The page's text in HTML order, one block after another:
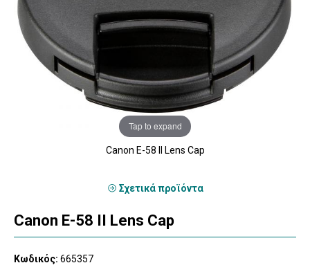
Tap to expand
Canon E-58 II Lens Cap
Σχετικά προϊόντα
Canon E-58 II Lens Cap
Κωδικός: 665357